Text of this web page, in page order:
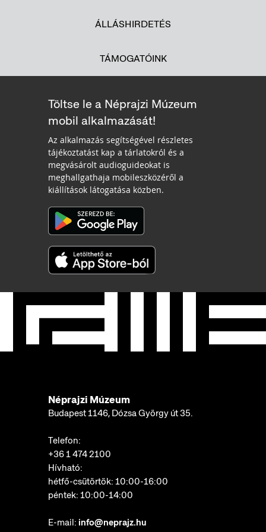
ÁLLÁSHIRDETÉS
TÁMOGATÓINK
Töltse le a Néprajzi Múzeum
mobil alkalmazását!
Az alkalmazás segítségével részletes
tájékoztatást kap a tárlatokról és a
megvásárolt audioguideokat is
meghallgathaja mobileszközéről a
kiállítások látogatása közben.
Néprajzi Múzeum
Budapest 1146, Dózsa György út 35.
Telefon:
+36 1 474 2100
Hívható:
hétfő-csütörtök: 10:00-16:00
péntek: 10:00-14:00
E-mail: info@neprajz.hu